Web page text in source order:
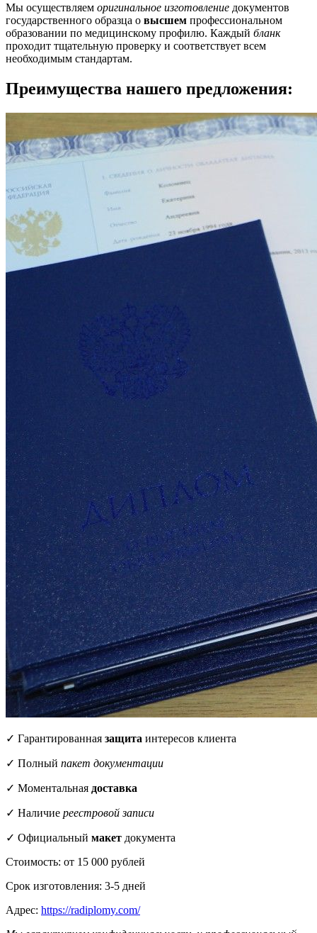
Мы осуществляем оригинальное изготовление документов
государственного образца о высшем профессиональном
образовании по медицинскому профилю. Каждый бланк
проходит тщательную проверку и соответствует всем
необходимым стандартам.
Преимущества нашего предложения:
✓ Гарантированная защита интересов клиента
✓ Полный пакет документации
✓ Моментальная доставка
✓ Наличие реестровой записи
✓ Официальный макет документа
Стоимость: от 15 000 рублей
Срок изготовления: 3-5 дней
Адрес: https://radiplomy.com/